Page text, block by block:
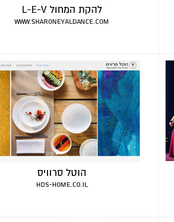
להקת המחול L-E-V
www.sharoneyaldance.com
הוטל סרוויס
hds-home.co.il